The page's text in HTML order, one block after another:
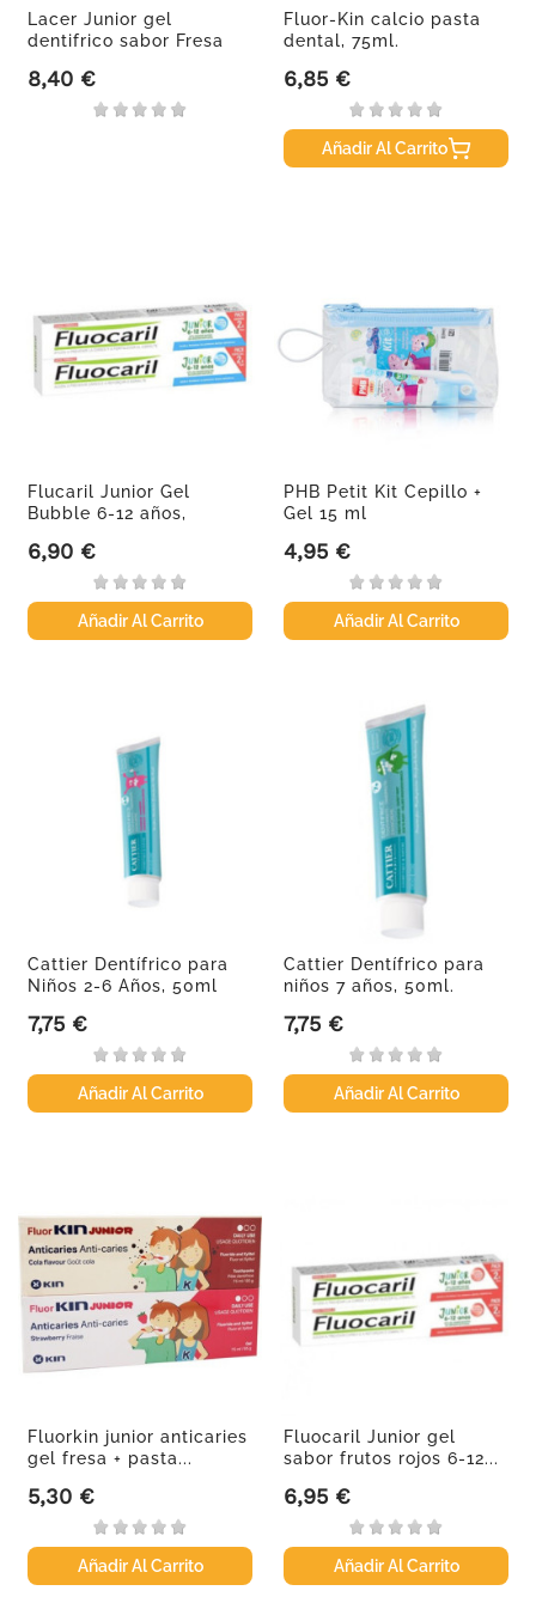
Lacer Junior gel
dentifrico sabor Fresa
Precio
8,40 €
Fluor-Kin calcio pasta
dental, 75ml.
Precio
6,85 €
Añadir Al Carrito
Flucaril Junior Gel
Bubble 6-12 años,
Precio
6,90 €
Añadir Al Carrito
PHB Petit Kit Cepillo +
Gel 15 ml
Precio
4,95 €
Añadir Al Carrito
Cattier Dentífrico para
Niños 2-6 Años, 50ml
Precio
7,75 €
Añadir Al Carrito
Cattier Dentífrico para
niños 7 años, 50ml.
Precio
7,75 €
Añadir Al Carrito
Fluorkin junior anticaries
gel fresa + pasta...
Precio
5,30 €
Añadir Al Carrito
Fluocaril Junior gel
sabor frutos rojos 6-12...
Precio
6,95 €
Añadir Al Carrito